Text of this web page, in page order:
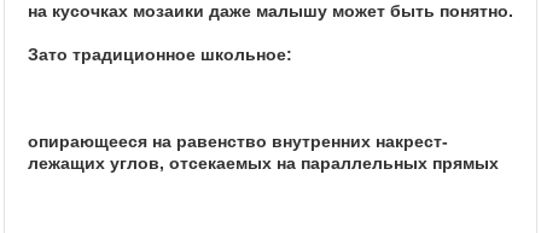
на кусочках мозаики даже малышу может быть понятно.
Зато традиционное школьное:
опирающееся на равенство внутренних накрест-
лежащих углов, отсекаемых на параллельных прямых